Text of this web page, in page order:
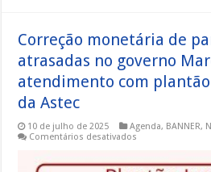
Correção monetária de
atrasadas no governo
atendimento com
da Astec
10 de julho de 2025 Agenda, BANNER,
Comentários desativados
de